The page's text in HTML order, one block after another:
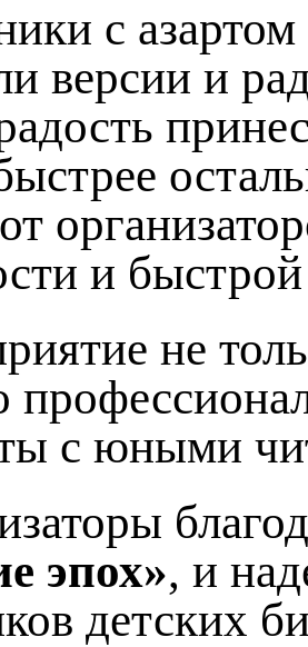
с
версии и
и
не
с юными
эпох», и
детских